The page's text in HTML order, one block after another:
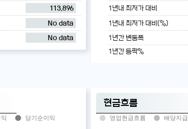
113,896
No data
No data
1년내 최저가 대비
1년내 최저가 대비(%)
1년간 변동폭
1년간 등락%
당기순이익
현금흐름
영업현금흐름 배당지급